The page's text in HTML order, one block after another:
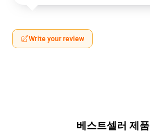
Write your review
베스트셀러 제품